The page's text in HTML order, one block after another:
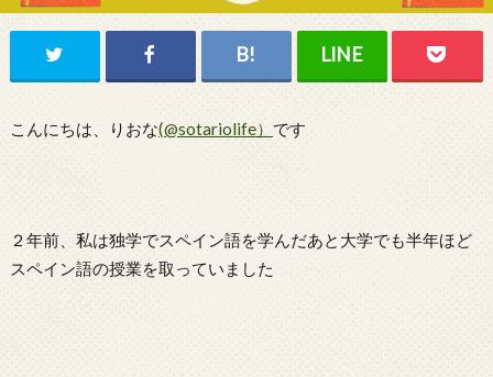
こんにちは、りおな(@sotariolife） です
２年前、私は独学でスペイン語を学んだあと大学でも半年ほど
スペイン語の授業を取っていました